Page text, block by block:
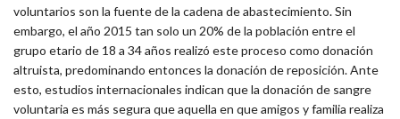
voluntarios son la fuente de la cadena de abastecimiento. Sin
embargo, el año 2015 tan solo un 20% de la población entre el
grupo etario de 18 a 34 años realizó este proceso como donación
altruista, predominando entonces la donación de reposición. Ante
esto, estudios internacionales indican que la donación de sangre
voluntaria es más segura que aquella en que amigos y familia realiza